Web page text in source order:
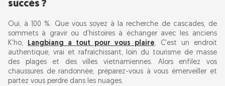
succès ?
Oui, à 100 %. Que vous soyez à la recherche de cascades, de
sommets à gravir ou d'histoires à échanger avec les anciens
K'ho, Langbiang a tout pour vous plaire. C'est un endroit
authentique, vrai et rafraîchissant, loin du tourisme de masse
des plages et des villes vietnamiennes. Alors enfilez vos
chaussures de randonnée, préparez-vous à vous émerveiller et
partez vous perdre dans les nuages.